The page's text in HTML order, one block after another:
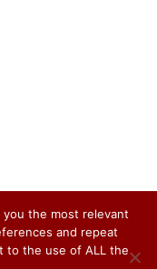
.
the most relevant
and repeat
to the use of ALL the